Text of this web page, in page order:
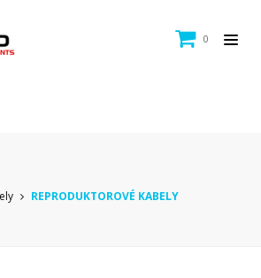
0
REPRODUKTOROVÉ KABELY